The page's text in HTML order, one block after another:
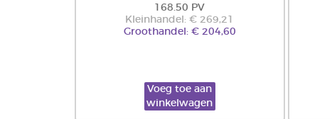
168.50 PV
Kleinhandel: € 269,21
Groothandel: € 204,60
Voeg toe aan
winkelwagen